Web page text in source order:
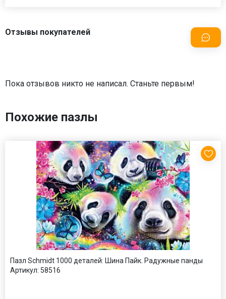
Отзывы покупателей
Пока отзывов никто не написал. Станьте первым!
Похожие пазлы
Пазл Schmidt 1000 деталей: Шина Пайк. Радужные панды
Артикул: 58516